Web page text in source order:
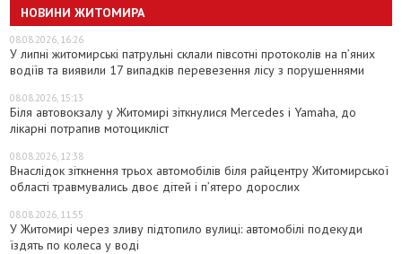
НОВИНИ ЖИТОМИРА
08.08.2026, 16:26
У липні житомирські патрульні склали півсотні протоколів на пʼяних
водіїв та виявили 17 випадків перевезення лісу з порушеннями
08.08.2026, 15:13
Біля автовокзалу у Житомирі зіткнулися Mercedes і Yamaha, до
лікарні потрапив мотоцикліст
08.08.2026, 12:38
Внаслідок зіткнення трьох автомобілів біля райцентру Житомирської
області травмувались двоє дітей і пʼятеро дорослих
08.08.2026, 11:55
У Житомирі через зливу підтопило вулиці: автомобілі подекуди
їздять по колеса у воді